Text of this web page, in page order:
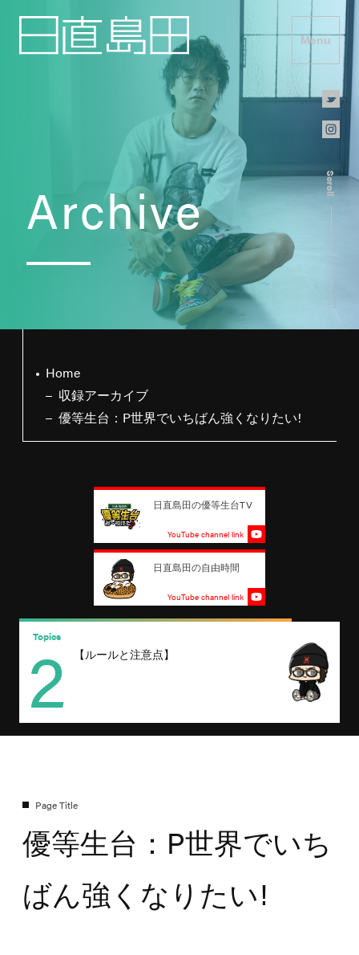
Menu
Scroll
Archive
Home
収録アーカイブ
優等生台：P世界でいちばん強くなりたい!
日直島田の優等生台TV
YouTube channel link
日直島田の自由時間
YouTube channel link
【ルールと注意点】
Topics
2
優等生台：P世界でいち
ばん強くなりたい!